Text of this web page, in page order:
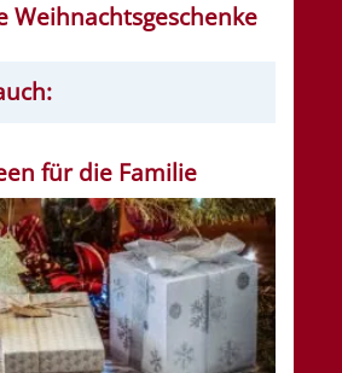
Weihnachtsgeschenke
für die Familie